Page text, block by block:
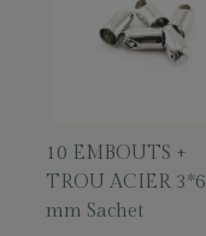
10 EMBOUTS +
TROU ACIER 3*6
mm Sachet